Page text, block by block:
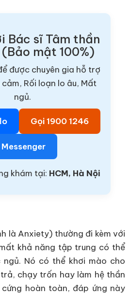
Bác sĩ Tâm thần
mật 100%)
được chuyên gia hỗ trợ
Rối loạn lo âu, Mất
ngủ.
Gọi 1900 1246
Messenger
khám tại: HCM, Hà Nội
là Anxiety) thường đi kèm với
khả năng tập trung có thể
ngủ. Nó có thể khơi mào cho
chạy trốn hay làm hệ thần
hoàn toàn, đáp ứng này